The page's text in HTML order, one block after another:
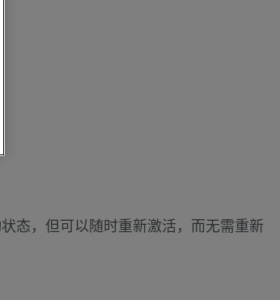
另
态，但可以随时重新激活，而无需重新